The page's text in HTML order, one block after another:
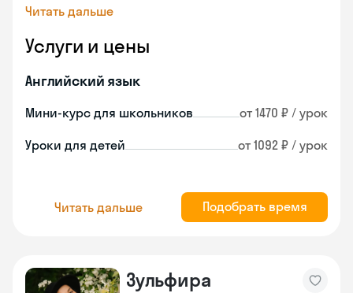
Читать дальше
Услуги и цены
Английский язык
Мини-курс для школьников от 1470 ₽ / урок
Уроки для детей от 1092 ₽ / урок
Читать дальше Подобрать время
Зульфира